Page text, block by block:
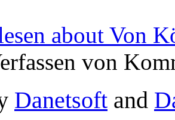
about Von
von
Danetsoft and